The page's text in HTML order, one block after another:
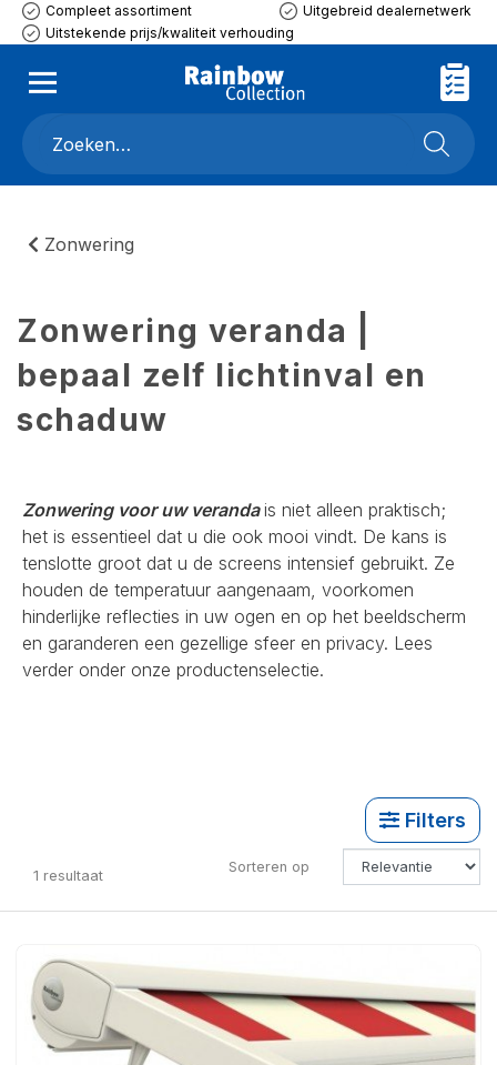
Compleet assortiment
Uitgebreid dealernetwerk
Uitstekende prijs/kwaliteit verhouding
Zonwering
Zonwering veranda |
bepaal zelf lichtinval en
schaduw
Zonwering voor uw verandais niet alleen praktisch;
het is essentieel dat u die ook mooi vindt. De kans is
tenslotte groot dat u de screens intensief gebruikt. Ze
houden de temperatuur aangenaam, voorkomen
hinderlijke reflecties in uw ogen en op het beeldscherm
en garanderen een gezellige sfeer en privacy. Lees
verder onder onze productenselectie.
Filters
1 resultaat Sorteren op